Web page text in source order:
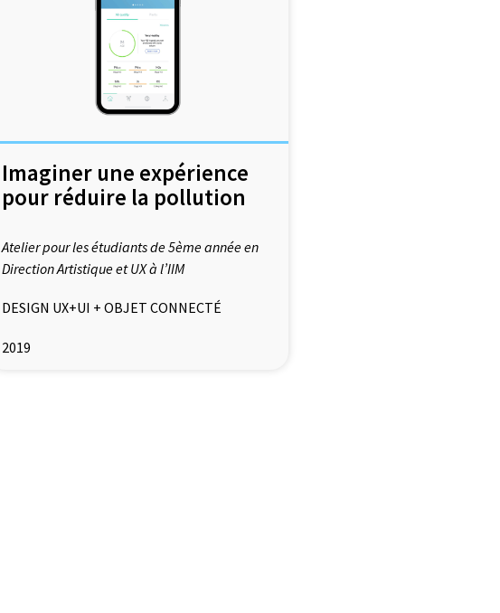
Imaginer une expérience
pour réduire la pollution
Atelier pour les étudiants de 5ème année en
Direction Artistique et UX à l’IIM
DESIGN UX+UI + OBJET CONNECTÉ
2019